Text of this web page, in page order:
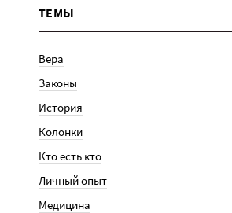
ТЕМЫ
Вера
Законы
История
Колонки
Кто есть кто
Личный опыт
Медицина